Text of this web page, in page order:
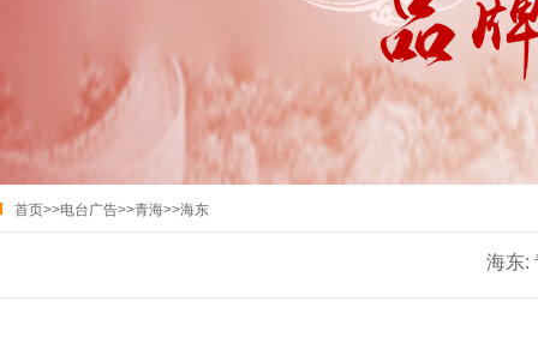
首页>>电台广告>>青海>>海东
海东: